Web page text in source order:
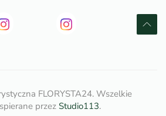
FLORYSTA24. Wszelkie
przez Studio113.